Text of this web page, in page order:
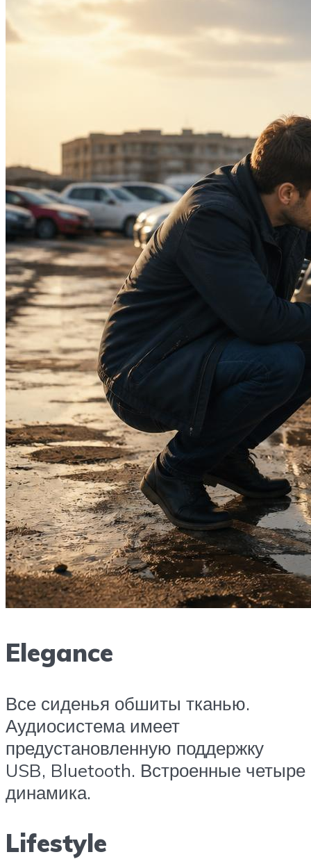
Elegance
Все сиденья обшиты тканью.
Аудиосистема имеет
предустановленную поддержку
USB, Bluetooth. Встроенные четыре
динамика.
Lifestyle